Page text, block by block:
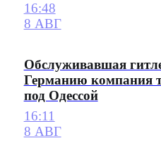
16:48
8 АВГ
Обслуживавшая
Германию компания
под Одессой
16:11
8 АВГ